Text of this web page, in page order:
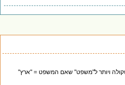
ויותר ל"משפט" שאם המשפט = "ארץ"